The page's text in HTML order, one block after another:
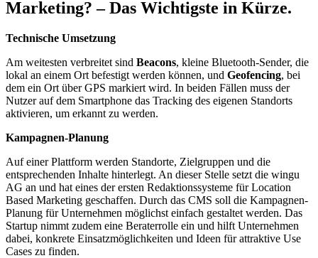
Marketing? – Das Wichtigste in Kürze.
Technische Umsetzung
Am weitesten verbreitet sind Beacons, kleine Bluetooth-Sender, die
lokal an einem Ort befestigt werden können, und Geofencing, bei
dem ein Ort über GPS markiert wird. In beiden Fällen muss der
Nutzer auf dem Smartphone das Tracking des eigenen Standorts
aktivieren, um erkannt zu werden.
Kampagnen-Planung
Auf einer Plattform werden Standorte, Zielgruppen und die
entsprechenden Inhalte hinterlegt. An dieser Stelle setzt die wingu
AG an und hat eines der ersten Redaktionssysteme für Location
Based Marketing geschaffen. Durch das CMS soll die Kampagnen-
Planung für Unternehmen möglichst einfach gestaltet werden. Das
Startup nimmt zudem eine Beraterrolle ein und hilft Unternehmen
dabei, konkrete Einsatzmöglichkeiten und Ideen für attraktive Use
Cases zu finden.